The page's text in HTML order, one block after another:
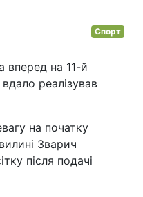
Спорт
вперед на 11-й
реалізував
на початку
Зварич
після подачі